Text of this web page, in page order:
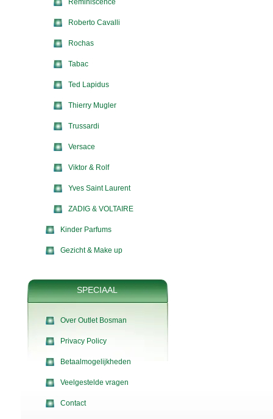
Reminiscence
Roberto Cavalli
Rochas
Tabac
Ted Lapidus
Thierry Mugler
Trussardi
Versace
Viktor & Rolf
Yves Saint Laurent
ZADIG & VOLTAIRE
Kinder Parfums
Gezicht & Make up
SPECIAAL
Over Outlet Bosman
Privacy Policy
Betaalmogelijkheden
Veelgestelde vragen
Contact